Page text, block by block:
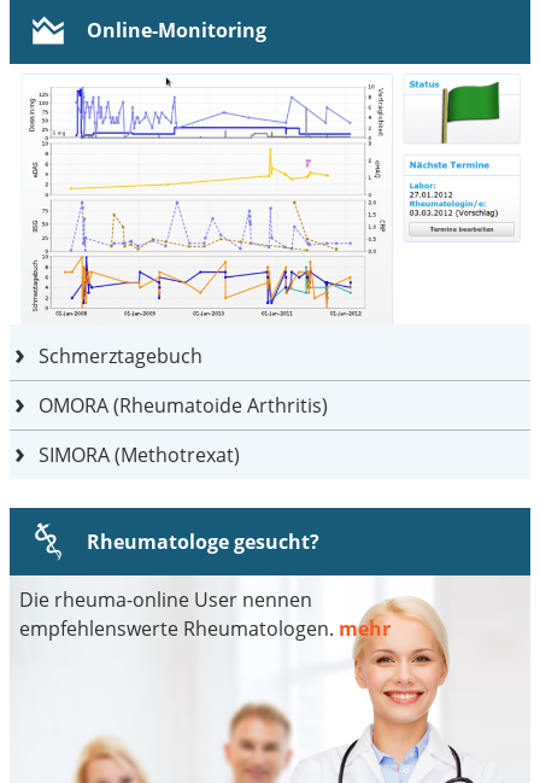
Online-Monitoring
Schmerztagebuch
OMORA (Rheumatoide Arthritis)
SIMORA (Methotrexat)
Rheumatologe gesucht?
Die rheuma-online User nennen
empfehlenswerte Rheumatologen. mehr